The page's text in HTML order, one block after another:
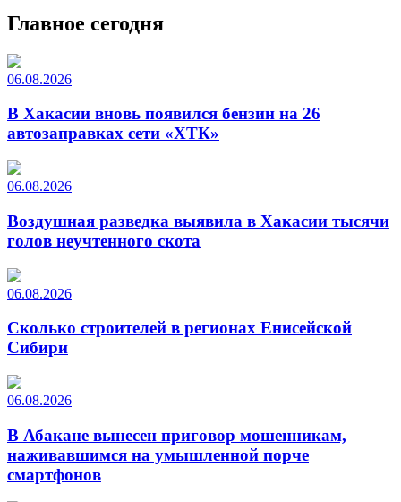
Главное сегодня
06.08.2026
В Хакасии вновь появился бензин на 26
автозаправках сети «ХТК»
06.08.2026
Воздушная разведка выявила в Хакасии тысячи
голов неучтенного скота
06.08.2026
Сколько строителей в регионах Енисейской
Сибири
06.08.2026
В Абакане вынесен приговор мошенникам,
наживавшимся на умышленной порче
смартфонов